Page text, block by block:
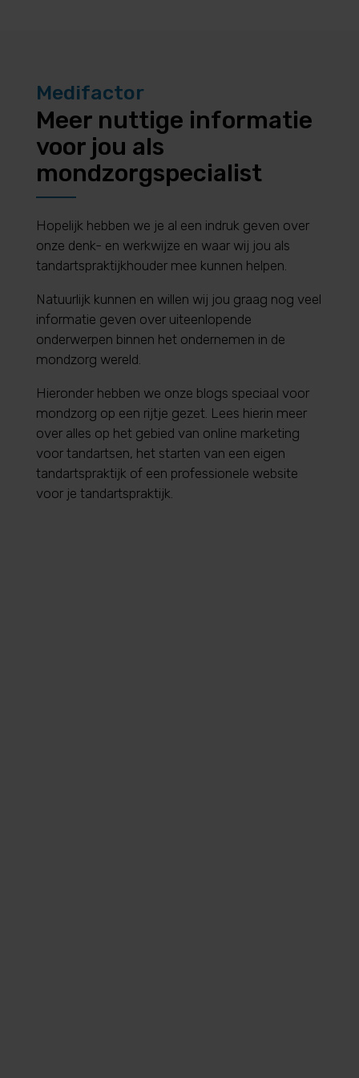
Medifactor
Meer nuttige informatie
voor jou als
mondzorgspecialist
Hopelijk hebben we je al een indruk geven over
onze denk- en werkwijze en waar wij jou als
tandartspraktijkhouder mee kunnen helpen.
Natuurlijk kunnen en willen wij jou graag nog veel
informatie geven over uiteenlopende
onderwerpen binnen het ondernemen in de
mondzorg wereld.
Hieronder hebben we onze blogs speciaal voor
mondzorg op een rijtje gezet. Lees hierin meer
over alles op het gebied van online marketing
voor tandartsen, het starten van een eigen
tandartspraktijk of een professionele website
voor je tandartspraktijk.